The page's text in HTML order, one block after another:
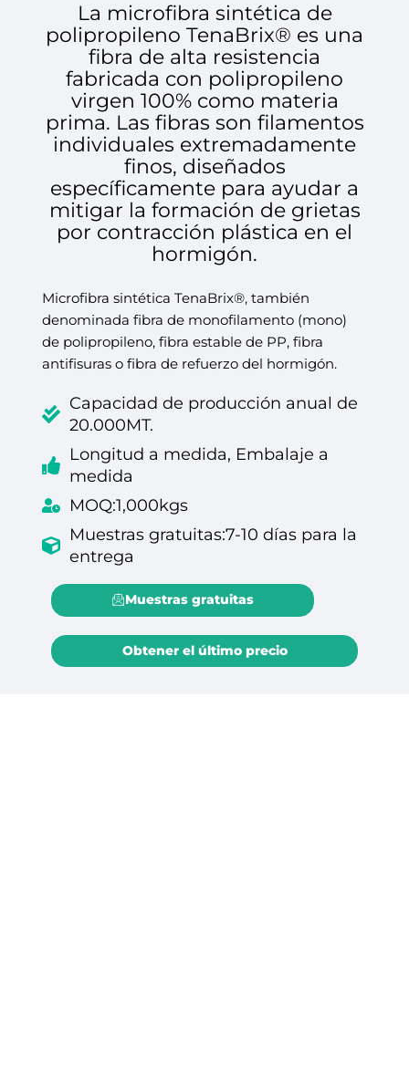
La microfibra sintética de
polipropileno TenaBrix® es una
fibra de alta resistencia
fabricada con polipropileno
virgen 100% como materia
prima. Las fibras son filamentos
individuales extremadamente
finos, diseñados
específicamente para ayudar a
mitigar la formación de grietas
por contracción plástica en el
hormigón.
Microfibra sintética TenaBrix®, también
denominada fibra de monofilamento (mono)
de polipropileno, fibra estable de PP, fibra
antifisuras o fibra de refuerzo del hormigón.
Capacidad de producción anual de
20.000MT.
Longitud a medida, Embalaje a
medida
MOQ:1,000kgs
Muestras gratuitas:7-10 días para la
entrega
Muestras gratuitas
Obtener el último precio